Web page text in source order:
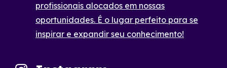
profissionais alocados em nossas
oportunidades. É o lugar perfeito para se
inspirar e expandir seu conhecimento!